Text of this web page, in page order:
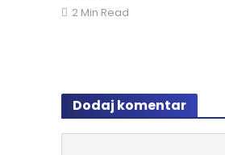
2 Min Read
Dodaj komentar